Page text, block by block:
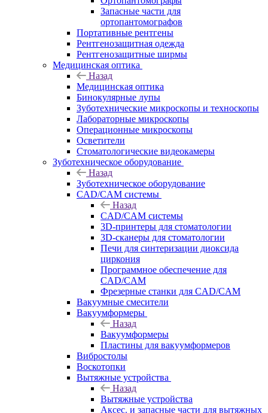
Запасные части для
ортопантомографов
Портативные рентгены
Рентгенозащитная одежда
Рентгенозащитные ширмы
Медицинская оптика
Назад
Медицинская оптика
Бинокулярные лупы
Зуботехнические микроскопы и техноскопы
Лабораторные микроскопы
Операционные микроскопы
Осветители
Стоматологические видеокамеры
Зуботехническое оборудование
Назад
Зуботехническое оборудование
CAD/CAM системы
Назад
CAD/CAM системы
3D-принтеры для стоматологии
3D-сканеры для стоматологии
Печи для синтеризации диоксида
циркония
Программное обеспечение для
CAD/CAM
Фрезерные станки для CAD/CAM
Вакуумные смесители
Вакуумформеры
Назад
Вакуумформеры
Пластины для вакуумформеров
Вибростолы
Воскотопки
Вытяжные устройства
Назад
Вытяжные устройства
Аксес. и запасные части для вытяжных